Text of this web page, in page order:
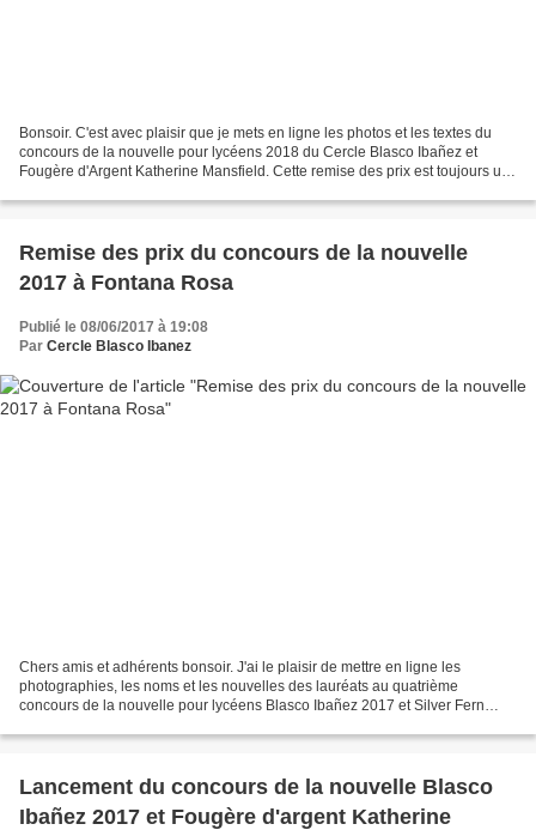
Bonsoir. C'est avec plaisir que je mets en ligne les photos et les textes du
concours de la nouvelle pour lycéens 2018 du Cercle Blasco Ibañez et
Fougère d'Argent Katherine Mansfield. Cette remise des prix est toujours un
Remise des prix du concours de la nouvelle
2017 à Fontana Rosa
Publié le 08/06/2017 à 19:08
Par Cercle Blasco Ibanez
Chers amis et adhérents bonsoir. J'ai le plaisir de mettre en ligne les
photographies, les noms et les nouvelles des lauréats au quatrième
concours de la nouvelle pour lycéens Blasco Ibañez 2017 et Silver Fern
Lancement du concours de la nouvelle Blasco
Ibañez 2017 et Fougère d'argent Katherine